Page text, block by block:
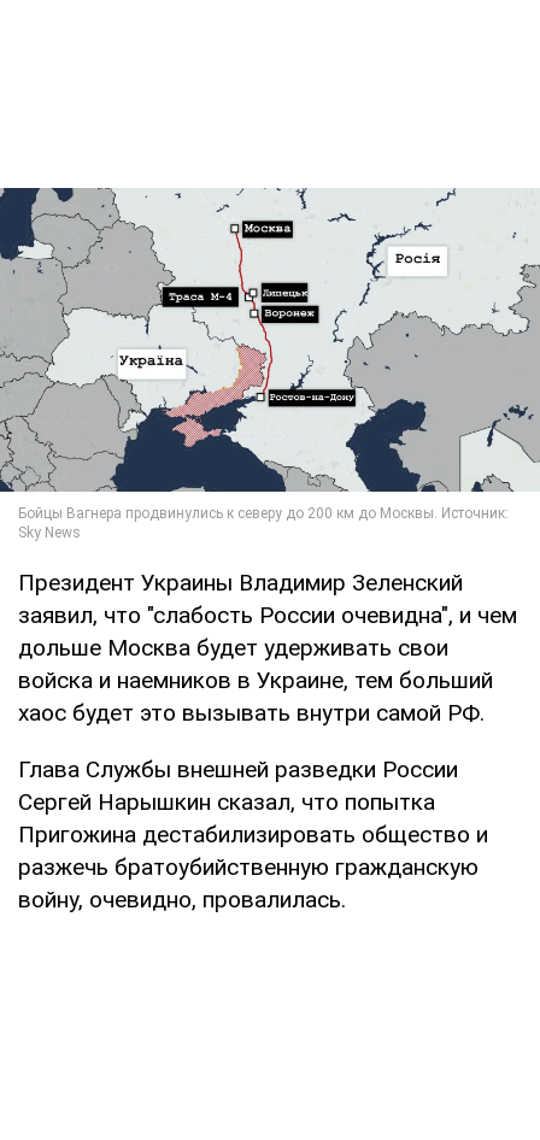
Президент Украины Владимир Зеленский
заявил, что "слабость России очевидна", и чем
дольше Москва будет удерживать свои
войска и наемников в Украине, тем больший
хаос будет это вызывать внутри самой РФ.
Глава Службы внешней разведки России
Сергей Нарышкин сказал, что попытка
Пригожина дестабилизировать общество и
разжечь братоубийственную гражданскую
войну, очевидно, провалилась.